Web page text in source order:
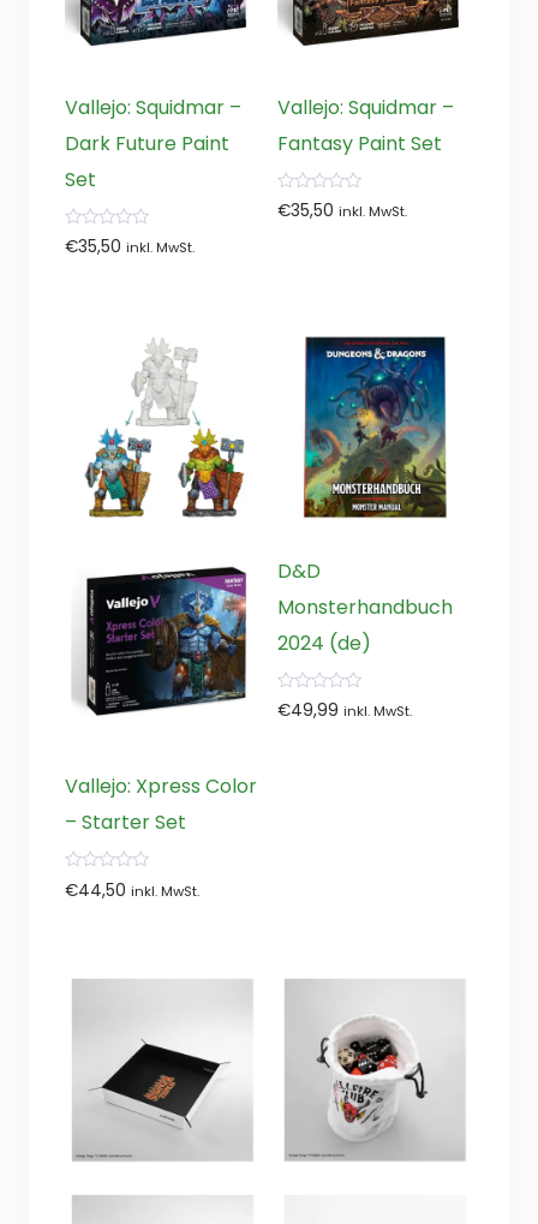
Vallejo: Squidmar –
Dark Future Paint
Set
0
von
€35,50 inkl. MwSt.
Vallejo: Squidmar –
Fantasy Paint Set
0
von
€35,50 inkl. MwSt.
Vallejo: Xpress Color
– Starter Set
0
von
€44,50 inkl. MwSt.
D&D
Monsterhandbuch
2024 (de)
0
von
€49,99 inkl. MwSt.